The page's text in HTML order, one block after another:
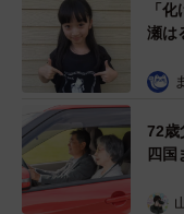
「
瀬は
雰囲
72歳
四
憩ま